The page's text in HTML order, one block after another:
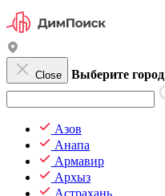
Close Выберите город
Азов
Анапа
Армавир
Архыз
Астрахань